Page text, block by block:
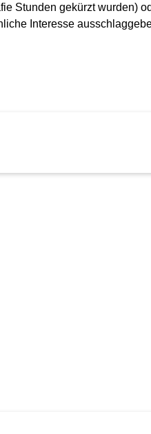
Stunden gekürzt wurden)
Interesse